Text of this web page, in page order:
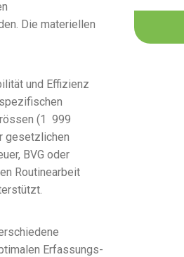
Die materiellen
und Effizienz
(1  999
gesetzlichen
BVG oder
Routinearbeit
Erfassungs-